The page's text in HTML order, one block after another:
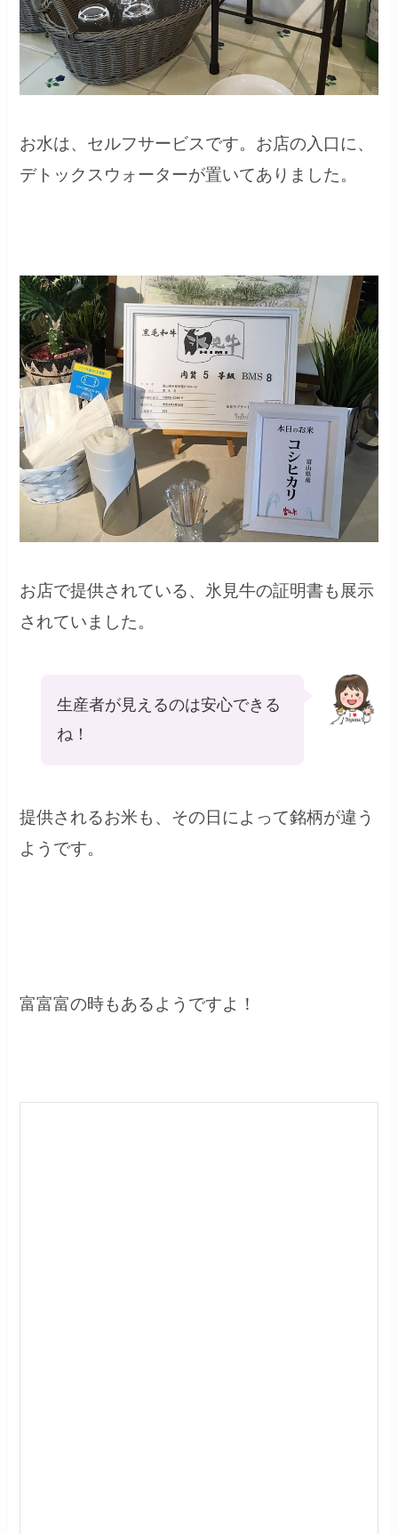
お水は、セルフサービスです。お店の入口に、
デトックスウォーターが置いてありました。
お店で提供されている、氷見牛の証明書も展示
されていました。
生産者が見えるのは安心できる
ね！
提供されるお米も、その日によって銘柄が違う
ようです。
富富富の時もあるようですよ！